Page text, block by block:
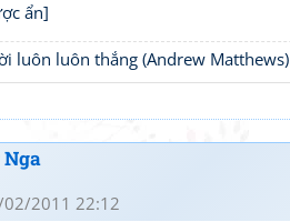
ẩn]
luôn luôn thắng (Andrew Matthews)
02/2011 22:12